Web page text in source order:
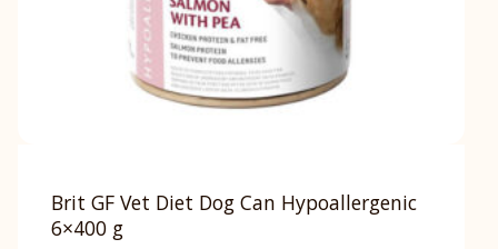
Brit GF Vet Diet Dog Can Hypoallergenic
6×400 g